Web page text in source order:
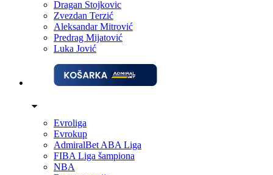
Dragan Stojkovic
Zvezdan Terzić
Aleksandar Mitrović
Predrag Mijatović
Luka Jović
Evroliga
Evrokup
AdmiralBet ABA Liga
FIBA Liga šampiona
NBA